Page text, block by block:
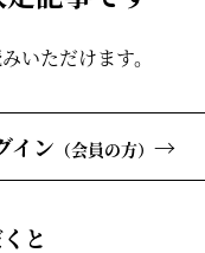
いただけます。
イン （会員の方） →
と